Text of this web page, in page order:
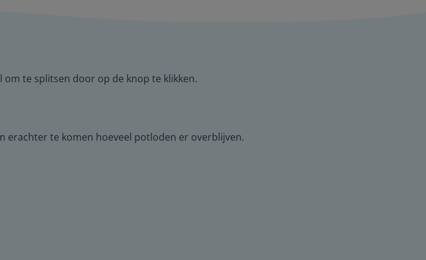
om te splitsen door op de knop te klikken.
erachter te komen hoeveel potloden er overblijven.